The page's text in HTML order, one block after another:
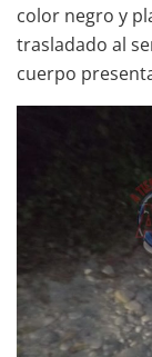
color negro y
trasladado al
cuerpo